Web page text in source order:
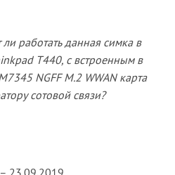
работать данная симка в
T440, с встроенным в
NGFF M.2 WWAN карта
сотовой связи?